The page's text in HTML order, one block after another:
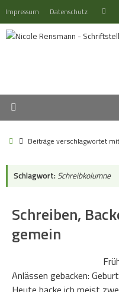
Inhalt
springen
Impressum Datenschutz Suchen
StartBeiträge verschlagwortet
Schlagwort: Schreibkolumne
Schreiben,
gemein
Anlässen gebacken: